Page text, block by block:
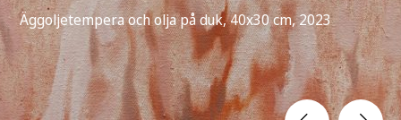
Äggoljetempera och olja på duk, 40x30 cm, 2023